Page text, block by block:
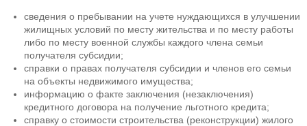
сведения о пребывании на учете нуждающихся в улучшении
жилищных условий по месту жительства и по месту работы
либо по месту военной службы каждого члена семьи
получателя субсидии;
справки о правах получателя субсидии и членов его семьи
на объекты недвижимого имущества;
информацию о факте заключения (незаключения)
кредитного договора на получение льготного кредита;
справку о стоимости строительства (реконструкции) жилого